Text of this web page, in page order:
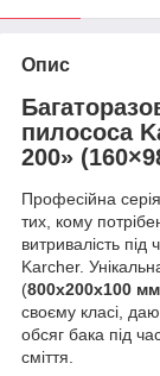
Опис
пилососа
200»
Професійна серія
тих, кому
витривалість
Karcher.
(800х200х100 мм
своєму класі,
обсяг бака під
сміття.